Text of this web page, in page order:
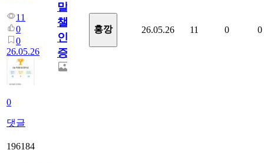
11
0
0
26.05.26
0
댓글
말
챌
인
증
홍깡 26.05.26 11 0 0
196184